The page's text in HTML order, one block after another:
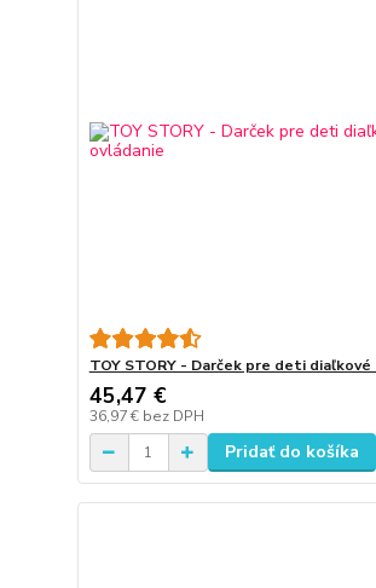
TOY STORY - Darček pre deti diaľkové
45,47 €
36,97 € bez DPH
Pridať do košíka